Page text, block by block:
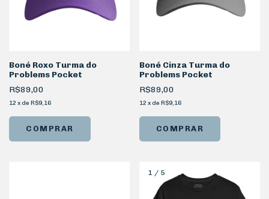
Boné Roxo Turma do
Problems Pocket
R$89,00
12 x de R$9,16
Boné Cinza Turma do
Problems Pocket
R$89,00
12 x de R$9,16
1/ 5